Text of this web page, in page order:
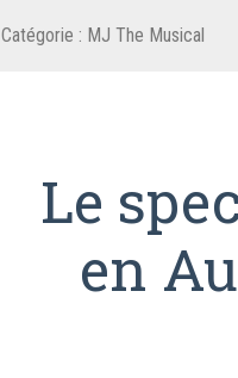
Catégorie : MJ The Musical
Le
en